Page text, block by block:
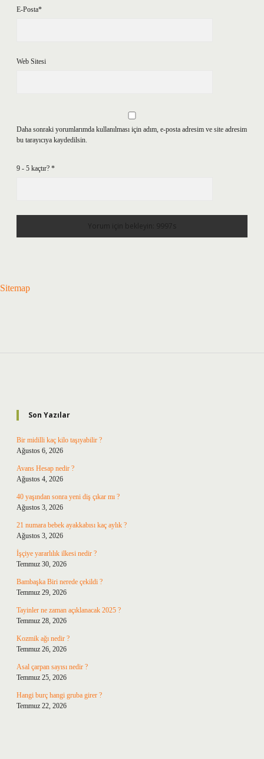
E-Posta*
Web Sitesi
Daha sonraki yorumlarımda kullanılması için adım, e-posta adresim ve site adresim
bu tarayıcıya kaydedilsin.
9 - 5 kaçtır? *
Sitemap
Son Yazılar
Bir midilli kaç kilo taşıyabilir ?
Ağustos 6, 2026
Avans Hesap nedir ?
Ağustos 4, 2026
40 yaşından sonra yeni diş çıkar mı ?
Ağustos 3, 2026
21 numara bebek ayakkabısı kaç aylık ?
Ağustos 3, 2026
İşçiye yararlılık ilkesi nedir ?
Temmuz 30, 2026
Bambaşka Biri nerede çekildi ?
Temmuz 29, 2026
Tayinler ne zaman açıklanacak 2025 ?
Temmuz 28, 2026
Kozmik ağı nedir ?
Temmuz 26, 2026
Asal çarpan sayısı nedir ?
Temmuz 25, 2026
Hangi burç hangi gruba girer ?
Temmuz 22, 2026